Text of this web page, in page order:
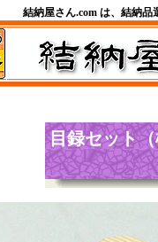
結納屋さん.com は、結納
目録セット